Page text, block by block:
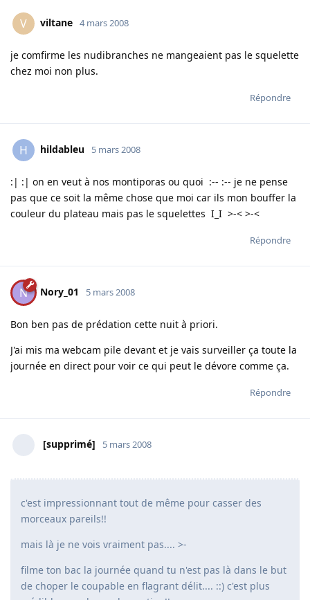
V viltane 4 mars 2008
je comfirme les nudibranches ne mangeaient pas le squelette
chez moi non plus.
Répondre
H hildableu 5 mars 2008
:| :| on en veut à nos montiporas ou quoi :-- :-- je ne pense
pas que ce soit la même chose que moi car ils mon bouffer la
couleur du plateau mais pas le squelettes I_I >-< >-<
Répondre
N Nory_01 5 mars 2008
Bon ben pas de prédation cette nuit à priori.
J'ai mis ma webcam pile devant et je vais surveiller ça toute la
journée en direct pour voir ce qui peut le dévore comme ça.
Répondre
[supprimé] 5 mars 2008
c'est impressionnant tout de même pour casser des
morceaux pareils!!
mais là je ne vois vraiment pas.... >-
filme ton bac la journée quand tu n'est pas là dans le but
de choper le coupable en flagrant délit.... ::) c'est plus